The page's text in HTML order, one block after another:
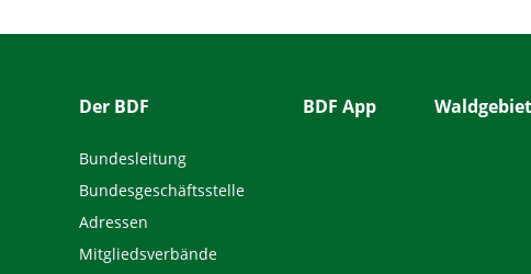
Der BDF
Bundesleitung
Bundesgeschäftsstelle
Adressen
Mitgliedsverbände
BDF App